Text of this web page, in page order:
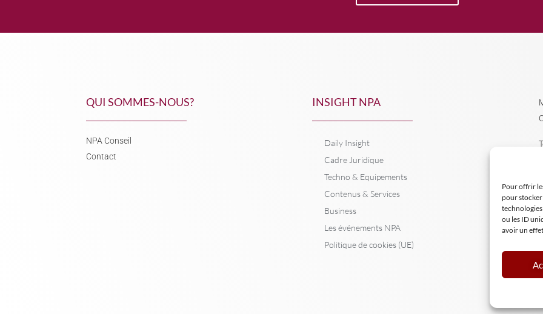
Pour offrir
pour stocker
ou les ID
avoir un
QUI SOMMES-NOUS?
NPA Conseil
Contact
INSIGHT NPA
Daily Insight
Cadre Juridique
Techno & Equipements
Contenus & Services
Business
Les événements NPA
Politique de cookies (UE)